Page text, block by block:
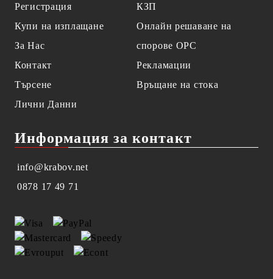
Регистрация
Купи на изплащане
За Нас
Контакт
Търсене
Лични Данни
КЗП
Онлайн решаване на
спорове OPC
Рекламации
Връщане на стока
Информация за контакт
info@krabov.net
0878 17 49 71